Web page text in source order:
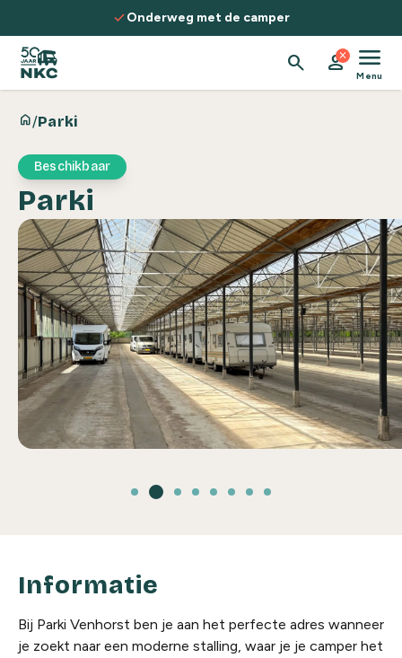
Spring naar de inhoudOnderweg met de camper
search person
close menu
Menu
home/Parki
Beschikbaar
Parki
Informatie
Bij Parki Venhorst ben je aan het perfecte adres wanneer
je zoekt naar een moderne stalling, waar je je camper het